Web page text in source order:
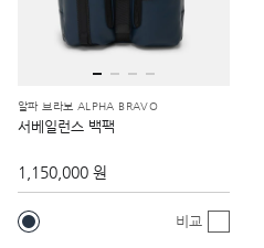
알파 브라보 ALPHA BRAVO
서베일런스 백팩
1,150,000 원
비교